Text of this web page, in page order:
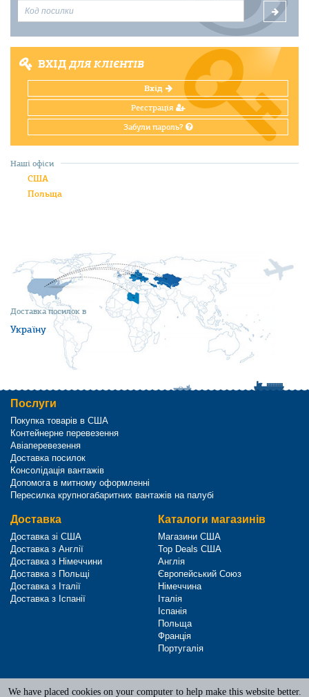
ВХІДДЛЯ КЛІЄНТІВ
Вхід
Реєстрація
Забули пароль?
Доставка посилок в
Україну
Наші офіси
США
Польща
Послуги
Покупка товарів в США
Контейнерне перевезення
Авіаперевезення
Доставка посилок
Консолідація вантажів
Допомога в митному оформленні
Пересилка крупногабаритних вантажів на палубі
Доставка
Доставка зі США
Доставка з Англії
Доставка з Німеччини
Доставка з Польщі
Доставка з Італії
Доставка з Іспанії
Каталоги магазинів
Магазини США
Top Deals США
Англія
Європейський Союз
Німеччина
Італія
Іспанія
Польща
Франція
Португалія
We have placed cookies on your computer to help make this website better.